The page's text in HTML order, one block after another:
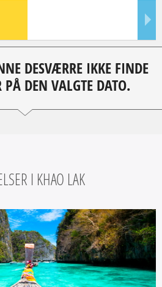
DESVÆRRE IKKE FINDE
PÅ DEN VALGTE DATO.
I KHAO LAK